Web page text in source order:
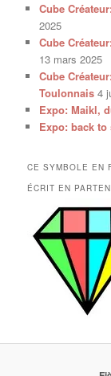
Cube
2025
Cube
13 mars 2025
Cube
Toulonnais 4
Expo: Maikl,
Expo: back to
CE SYMBOLE EN
ÉCRIT EN